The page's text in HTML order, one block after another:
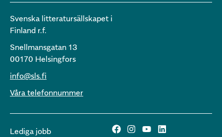
Svenska litteratursällskapet i
Finland r.f.
Snellmansgatan 13
00170 Helsingfors
info@sls.fi
Våra telefonnummer
Lediga jobb